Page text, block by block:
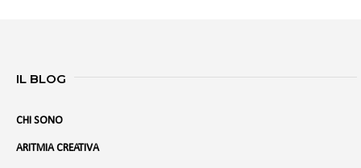
IL BLOG
CHI SONO
ARITMIA CREATIVA